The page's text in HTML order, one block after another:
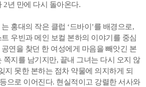
2년 만에 다시 돌아온다.
홍대의 작은 클럽 ‘드바이’를 배경으로,
우빈과 메인 보컬 본하의 이야기를 중심
연을 찾던 한 여성에게 마음을 빼앗긴 본
쪽지를 남기지만, 끝내 그녀는 다시 오지 않
지 못한 본하는 점차 약물에 의지하게 되
으로 이어진다. 현실적이고 강렬한 서사와